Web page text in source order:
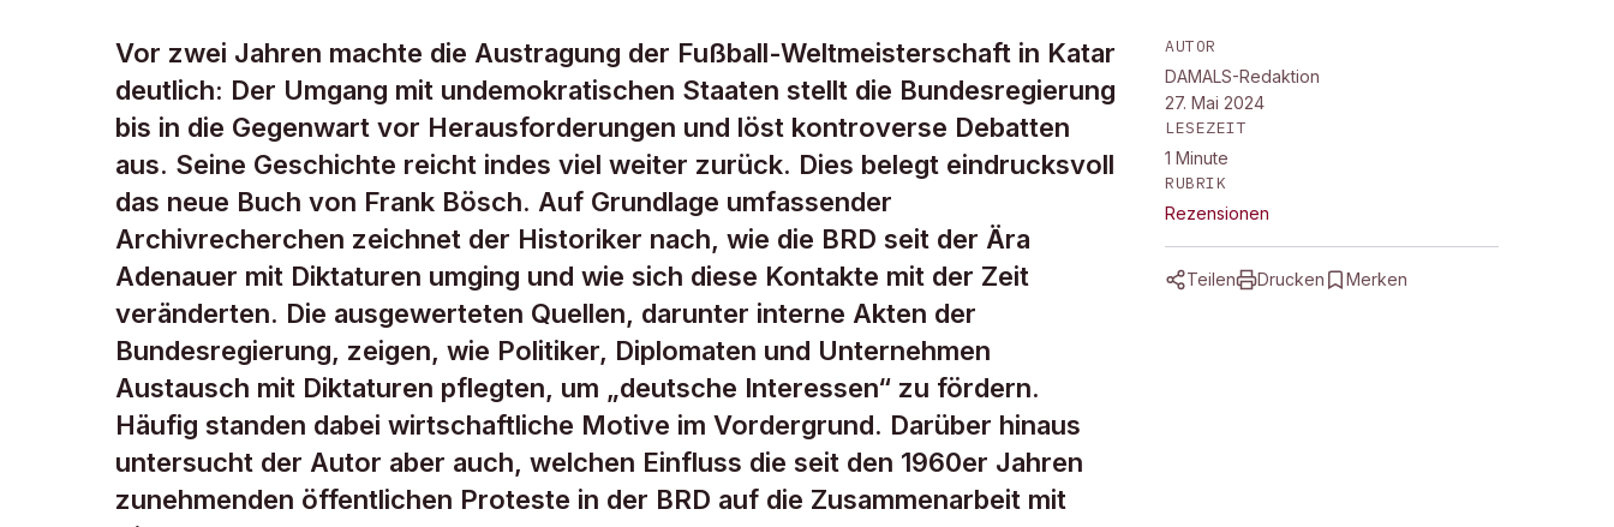
Vor zwei Jahren machte die Austragung der Fußball-Weltmeisterschaft in Katar
deutlich: Der Umgang mit undemokratischen Staaten stellt die Bundesregierung
bis in die Gegenwart vor Herausforderungen und löst kontroverse Debatten
aus. Seine Geschichte reicht indes viel weiter zurück. Dies belegt eindrucksvoll
das neue Buch von Frank Bösch. Auf Grundlage umfassender
Archivrecherchen zeichnet der Historiker nach, wie die BRD seit der Ära
Adenauer mit Diktaturen umging und wie sich diese Kontakte mit der Zeit
veränderten. Die ausgewerteten Quellen, darunter interne Akten der
Bundesregierung, zeigen, wie Politiker, Diplomaten und Unternehmen
Austausch mit Diktaturen pflegten, um „deutsche Interessen“ zu fördern.
Häufig standen dabei wirtschaftliche Motive im Vordergrund. Darüber hinaus
untersucht der Autor aber auch, welchen Einfluss die seit den 1960er Jahren
zunehmenden öffentlichen Proteste in der BRD auf die Zusammenarbeit mit
AUTOR
DAMALS-Redaktion
27. Mai 2024
LESEZEIT
1 Minute
RUBRIK
Rezensionen
Teilen Drucken Merken